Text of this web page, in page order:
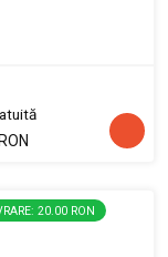
20.00 RON